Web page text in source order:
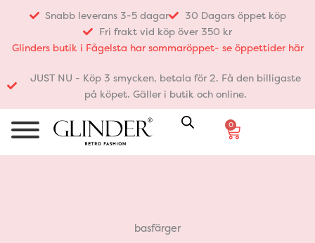
innehåll
Snabb leverans 3-5 dagar
30 Dagars öppet köp
Fri frakt vid köp över 350 kr
Glinders butik i Fågelsta har sommaröppet- se öppettider här
JUST NU - Köp 3 smycken, betala för 2. Få den billigaste
på köpet. Gäller i butik och online.
0
Varukorg
basfärger